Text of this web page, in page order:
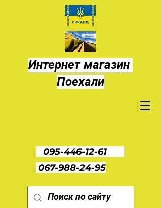
Интернет магазин
Поехали
095-446-12-61
067-988-24-95